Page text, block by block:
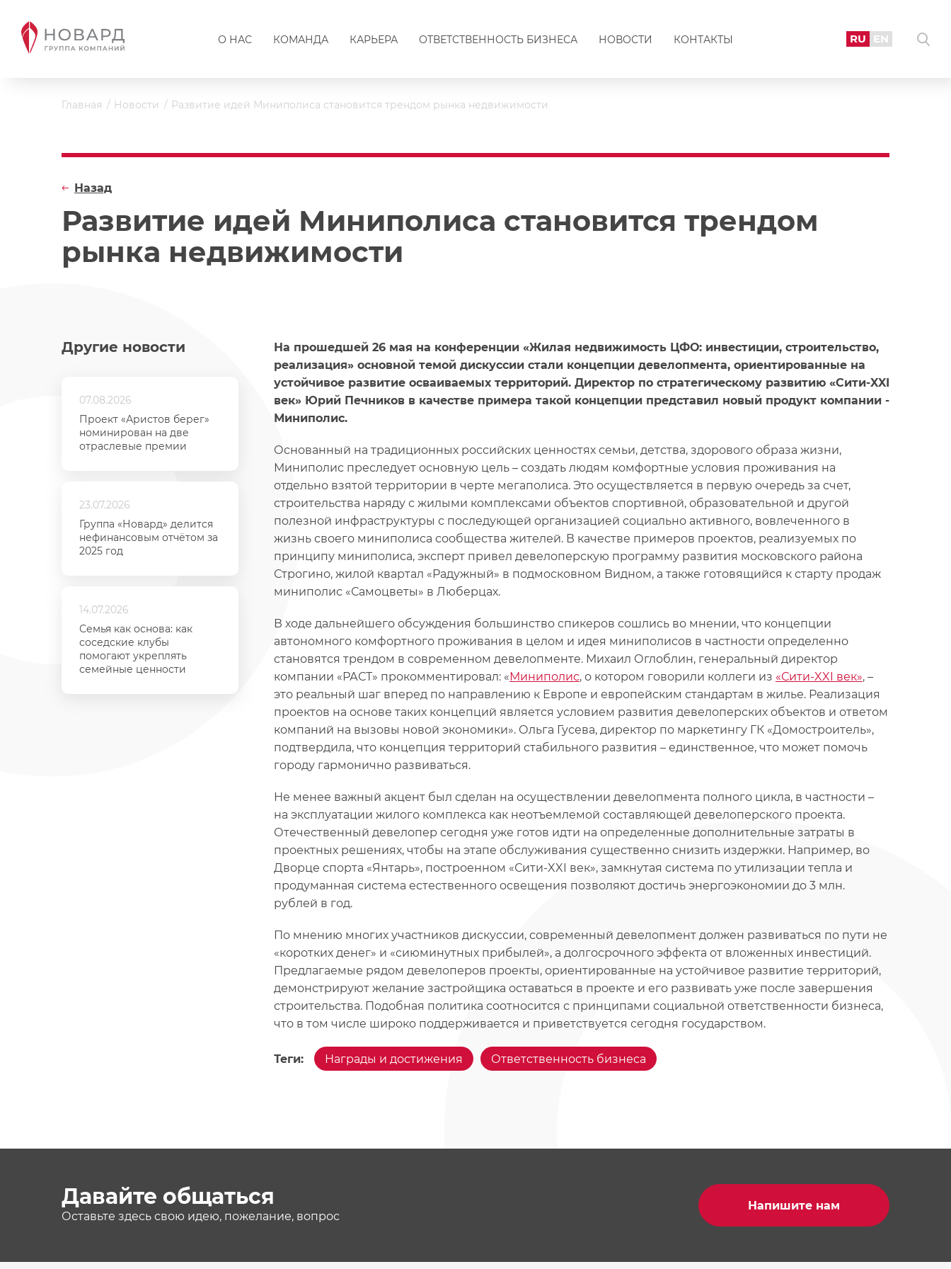
О НАС КОМАНДА КАРЬЕРА ОТВЕТСТВЕННОСТЬ БИЗНЕСА НОВОСТИ КОНТАКТЫ RU EN
Главная Новости Развитие идей Миниполиса становится трендом рынка недвижимости
Развитие идей Миниполиса становится трендом
рынка недвижимости
Назад
Другие новости
07.08.2026
Проект «Аристов берег»
номинирован на две
отраслевые премии
23.07.2026
Группа «Новард» делится
нефинансовым отчётом за
2025 год
14.07.2026
Семья как основа: как
соседские клубы
помогают укреплять
семейные ценности
На прошедшей 26 мая на конференции «Жилая недвижимость ЦФО: инвестиции, строительство,
реализация» основной темой дискуссии стали концепции девелопмента, ориентированные на
устойчивое развитие осваиваемых территорий. Директор по стратегическому развитию «Сити-XXI
век» Юрий Печников в качестве примера такой концепции представил новый продукт компании -
Миниполис.
Основанный на традиционных российских ценностях семьи, детства, здорового образа жизни,
Миниполис преследует основную цель – создать людям комфортные условия проживания на
отдельно взятой территории в черте мегаполиса. Это осуществляется в первую очередь за счет,
строительства наряду с жилыми комплексами объектов спортивной, образовательной и другой
полезной инфраструктуры с последующей организацией социально активного, вовлеченного в
жизнь своего миниполиса сообщества жителей. В качестве примеров проектов, реализуемых по
принципу миниполиса, эксперт привел девелоперскую программу развития московского района
Строгино, жилой квартал «Радужный» в подмосковном Видном, а также готовящийся к старту продаж
миниполис «Самоцветы» в Люберцах.
В ходе дальнейшего обсуждения большинство спикеров сошлись во мнении, что концепции
автономного комфортного проживания в целом и идея миниполисов в частности определенно
становятся трендом в современном девелопменте. Михаил Оглоблин, генеральный директор
компании «РАСТ» прокомментировал: «Миниполис, о котором говорили коллеги из «Сити-XXI век», –
это реальный шаг вперед по направлению к Европе и европейским стандартам в жилье. Реализация
проектов на основе таких концепций является условием развития девелоперских объектов и ответом
компаний на вызовы новой экономики». Ольга Гусева, директор по маркетингу ГК «Домостроитель»,
подтвердила, что концепция территорий стабильного развития – единственное, что может помочь
городу гармонично развиваться.
Не менее важный акцент был сделан на осуществлении девелопмента полного цикла, в частности –
на эксплуатации жилого комплекса как неотъемлемой составляющей девелоперского проекта.
Отечественный девелопер сегодня уже готов идти на определенные дополнительные затраты в
проектных решениях, чтобы на этапе обслуживания существенно снизить издержки. Например, во
Дворце спорта «Янтарь», построенном «Сити-XXI век», замкнутая система по утилизации тепла и
продуманная система естественного освещения позволяют достичь энергоэкономии до 3 млн.
рублей в год.
По мнению многих участников дискуссии, современный девелопмент должен развиваться по пути не
«коротких денег» и «сиюминутных прибылей», а долгосрочного эффекта от вложенных инвестиций.
Предлагаемые рядом девелоперов проекты, ориентированные на устойчивое развитие территорий,
демонстрируют желание застройщика оставаться в проекте и его развивать уже после завершения
строительства. Подобная политика соотносится с принципами социальной ответственности бизнеса,
что в том числе широко поддерживается и приветствуется сегодня государством.
Теги: Награды и достижения Ответственность бизнеса
Давайте общаться
Оставьте здесь свою идею, пожелание, вопрос
Напишите нам